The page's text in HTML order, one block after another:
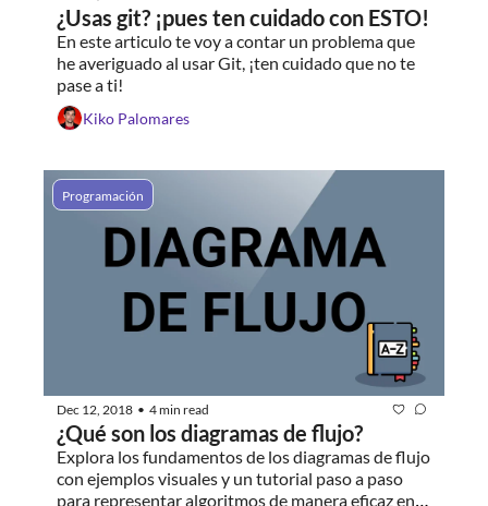
¿Usas git? ¡pues ten cuidado con ESTO!
En este articulo te voy a contar un problema que
he averiguado al usar Git, ¡ten cuidado que no te
pase a ti!
Kiko Palomares
Programación
Dec 12, 2018 • 4 min read
¿Qué son los diagramas de flujo?
Explora los fundamentos de los diagramas de flujo
con ejemplos visuales y un tutorial paso a paso
para representar algoritmos de manera eficaz en